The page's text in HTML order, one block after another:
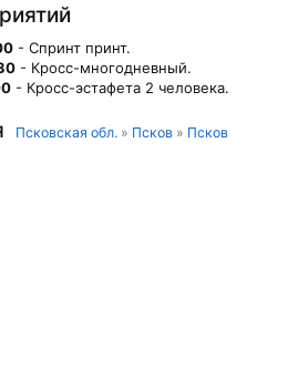
- Спринт принт.
- Кросс-многодневный.
- Кросс-эстафета 2 человека.
Псковская обл. » Псков » Псков